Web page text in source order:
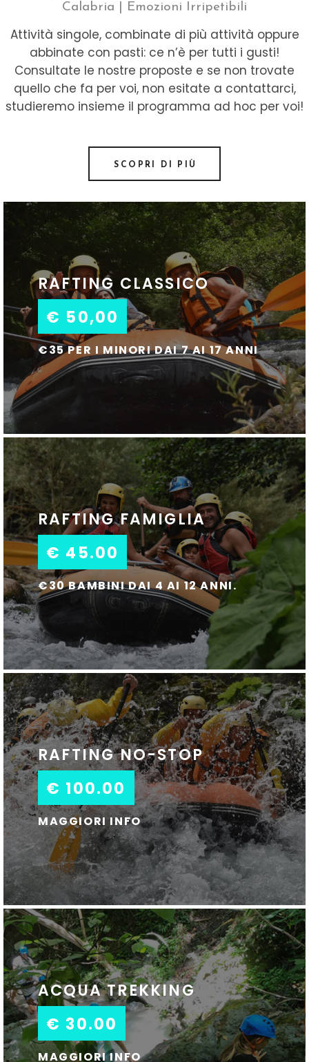
Calabria | Emozioni Irripetibili
Attività singole, combinate di più attività oppure
abbinate con pasti: ce n’è per tutti i gusti!
Consultate le nostre proposte e se non trovate
quello che fa per voi, non esitate a contattarci,
studieremo insieme il programma ad hoc per voi!
SCOPRI DI PIÙ
RAFTING CLASSICO
€ 50,00
€35 PER I MINORI DAI 7 AI 17 ANNI
RAFTING FAMIGLIA
€ 45.00
€30 BAMBINI DAI 4 AI 12 ANNI.
RAFTING NO-STOP
€ 100.00
MAGGIORI INFO
ACQUA TREKKING
€ 30.00
MAGGIORI INFO